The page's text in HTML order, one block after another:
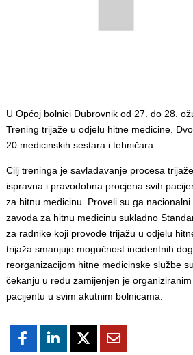
U Općoj bolnici Dubrovnik od 27. do 28.
Trening trijaže u odjelu hitne medicine.
20 medicinskih sestara i tehničara.
Cilj treninga je savladavanje procesa
ispravna i pravodobna procjena svih
za hitnu medicinu. Proveli su ga
zavoda za hitnu medicinu sukladno
za radnike koji provode trijažu u odjelu
trijaža smanjuje mogućnost incidentnih
reorganizacijom hitne medicinske službe
čekanju u redu zamijenjen je
pacijentu u svim akutnim bolnicama.